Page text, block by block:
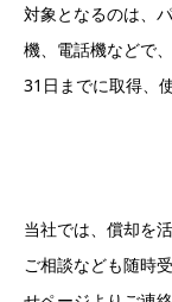
対象となるのは、
機、電話機などで
31日までに取得、
当社では、償却を
ご相談なども随時